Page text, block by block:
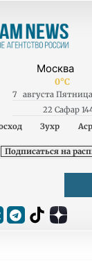
0°C
7 августа Пятница
22 Сафар
Зухр Аср
Подписаться на